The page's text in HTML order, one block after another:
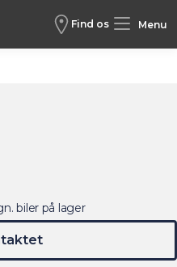
Find os Menu
biler på lager